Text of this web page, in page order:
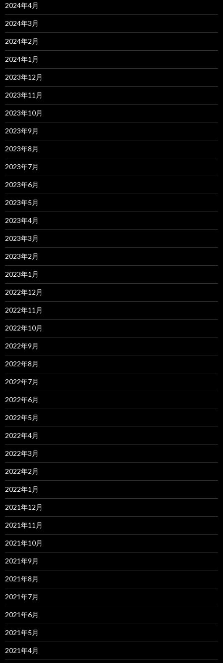
2024年4月
2024年3月
2024年2月
2024年1月
2023年12月
2023年11月
2023年10月
2023年9月
2023年8月
2023年7月
2023年6月
2023年5月
2023年4月
2023年3月
2023年2月
2023年1月
2022年12月
2022年11月
2022年10月
2022年9月
2022年8月
2022年7月
2022年6月
2022年5月
2022年4月
2022年3月
2022年2月
2022年1月
2021年12月
2021年11月
2021年10月
2021年9月
2021年8月
2021年7月
2021年6月
2021年5月
2021年4月